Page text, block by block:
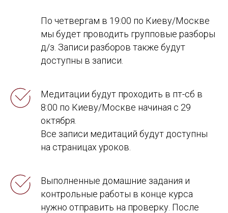
По четвергам в 19:00 по Киеву/Москве
мы будет проводить групповые разборы
д/з. Записи разборов также будут
доступны в записи.
Медитации будут проходить в пт-сб в
8:00 по Киеву/Москве начиная с 29
октября.
Все записи медитаций будут доступны
на страницах уроков.
Выполненные домашние задания и
контрольные работы в конце курса
нужно отправить на проверку. После